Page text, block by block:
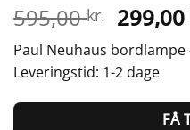
595,00kr. Den
pris
var:
595,00
299,00
Paul Neuhaus
Leveringstid: 1-2 dage
FÅ